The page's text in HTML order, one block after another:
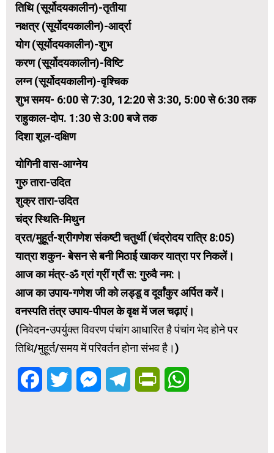
तिथि (सूर्योदयकालीन)-तृतीया
नक्षत्र (सूर्योदयकालीन)-आर्द्रा
योग (सूर्योदयकालीन)-शुभ
करण (सूर्योदयकालीन)-विष्टि
लग्न (सूर्योदयकालीन)-वृश्चिक
शुभ समय- 6:00 से 7:30, 12:20 से 3:30, 5:00 से 6:30 तक
राहुकाल-दोप. 1:30 से 3:00 बजे तक
दिशा शूल-दक्षिण
योगिनी वास-आग्नेय
गुरु तारा-उदित
शुक्र तारा-उदित
चंद्र स्थिति-मिथुन
व्रत/मुहूर्त-श्रीगणेश संकष्टी चतुर्थी (चंद्रोदय रात्रि 8:05)
यात्रा शकुन- बेसन से बनी मिठाई खाकर यात्रा पर निकलें।
आज का मंत्र-ॐ ग्रां ग्रीं ग्रौं स: गुरुवै नम:।
आज का उपाय-गणेश जी को लड्डू व दूर्वांकुर अर्पित करें।
वनस्पति तंत्र उपाय-पीपल के वृक्ष में जल चढ़ाएं।
(निवेदन-उपर्युक्त विवरण पंचांग आधारित है पंचांग भेद होने पर
तिथि/मुहूर्त/समय में परिवर्तन होना संभव है।)
FacebookTwitter MessengerTelegramPrintFriendly